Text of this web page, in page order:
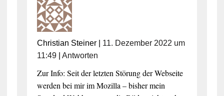
Christian Steiner| 11. Dezember 2022 um
11:49| Antworten
Zur Info: Seit der letzten Störung der Webseite
werden bei mir im Mozilla – bisher mein